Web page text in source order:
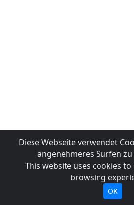
Diese Webseite verwendet
angenehmeres Surfen
This website uses cookies
browsing
OK